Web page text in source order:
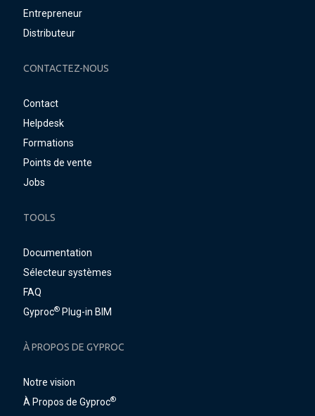
Entrepreneur
Distributeur
CONTACTEZ-NOUS
Contact
Helpdesk
Formations
Points de vente
Jobs
TOOLS
Documentation
Sélecteur systèmes
FAQ
Gyproc® Plug-in BIM
À PROPOS DE GYPROC
Notre vision
À Propos de Gyproc®